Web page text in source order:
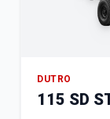
DUTRO
115 SD